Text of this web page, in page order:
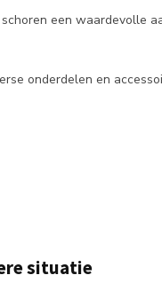
een waardevolle
onderdelen en
situatie